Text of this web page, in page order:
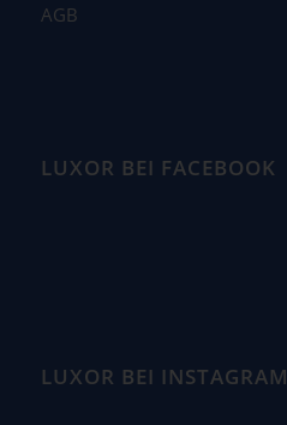
AGB
LUXOR BEI FACEBOOK
LUXOR BEI INSTAGRAM